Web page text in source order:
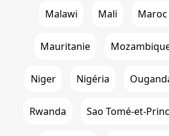
Malawi Mali Maroc
Mauritanie
Niger Nigéria
Rwanda Sao Tomé-et-